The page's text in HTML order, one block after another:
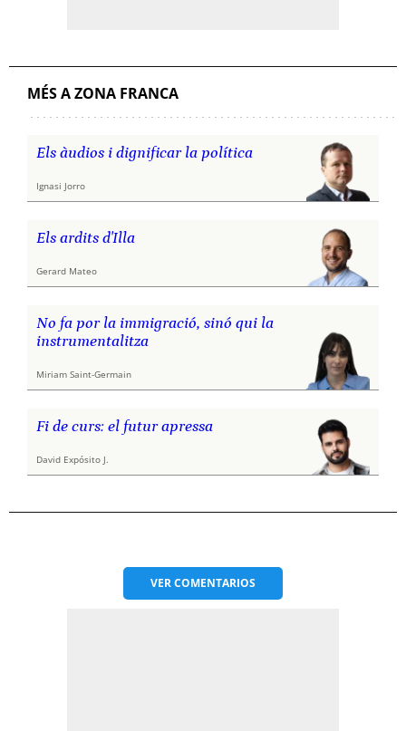
MÉS A ZONA FRANCA
Els àudios i dignificar la política
Ignasi Jorro
Els ardits d'Illa
Gerard Mateo
No fa por la immigració, sinó qui la
instrumentalitza
Miriam Saint-Germain
Fi de curs: el futur apressa
David Expósito J.
VERCOMENTARIOS